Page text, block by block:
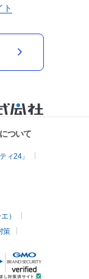
ト
ついて
ィ24」
）
策